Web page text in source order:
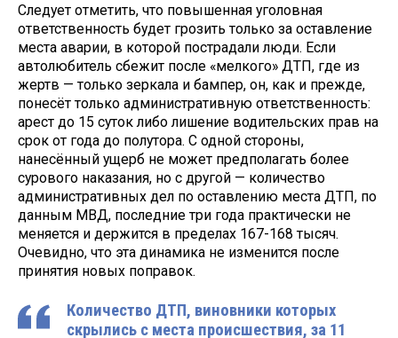
Следует отметить, что повышенная уголовная
ответственность будет грозить только за оставление
места аварии, в которой пострадали люди. Если
автолюбитель сбежит после «мелкого» ДТП, где из
жертв — только зеркала и бампер, он, как и прежде,
понесёт только административную ответственность:
арест до 15 суток либо лишение водительских прав на
срок от года до полутора. С одной стороны,
нанесённый ущерб не может предполагать более
сурового наказания, но с другой — количество
административных дел по оставлению места ДТП, по
данным МВД, последние три года практически не
меняется и держится в пределах 167-168 тысяч.
Очевидно, что эта динамика не изменится после
принятия новых поправок.
Количество ДТП, виновники которых
скрылись с места происшествия, за 11